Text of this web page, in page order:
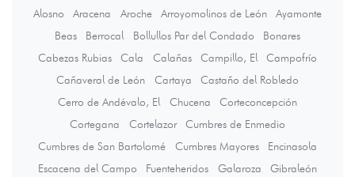
Alosno
Aracena Aroche Arroyomolinos de León
Ayamonte
Beas
Berrocal Bollullos Par del Condado
Bonares
Cabezas Rubias
Cala Calañas Campillo, El
Campofrío
Cañaveral de León
Cartaya
Castaño del Robledo
Cerro de Andévalo, El
Chucena
Corteconcepción
Cortegana
Cortelazor
Cumbres de Enmedio
Cumbres de San Bartolomé
Cumbres Mayores
Encinasola
Escacena del Campo
Fuenteheridos Galaroza
Gibraleón